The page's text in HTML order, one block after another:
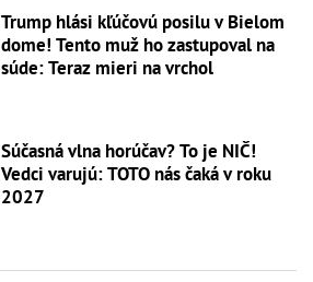
Trump hlási kľúčovú posilu v Bielom
dome! Tento muž ho zastupoval na
súde: Teraz mieri na vrchol
Súčasná vlna horúčav? To je NIČ!
Vedci varujú: TOTO nás čaká v roku
2027